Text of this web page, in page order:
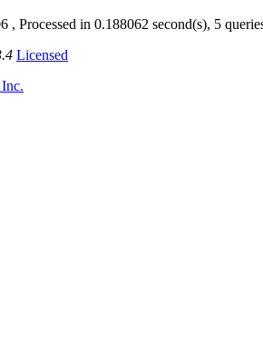
, Processed in 0.188062 second(s), 5
Licensed